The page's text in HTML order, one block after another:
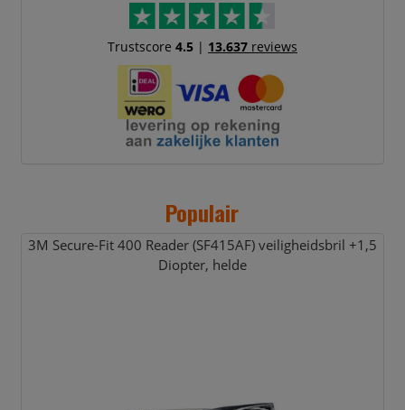
Trustscore 4.5| 13.637reviews
Populair
3M Secure-Fit 400 Reader (SF415AF) veiligheidsbril +1,5
Diopter, helde